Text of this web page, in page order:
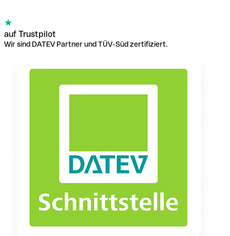
auf Trustpilot
Wir sind DATEV Partner und TÜV-Süd zertifiziert.